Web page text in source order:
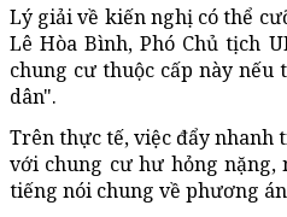
Lý giải về kiến nghị có thể
Lê Hòa Bình, Phó Chủ tịch
chung cư thuộc cấp này
dân".
Trên thực tế, việc đẩy nhanh
với chung cư hư hỏng
tiếng nói chung về phương